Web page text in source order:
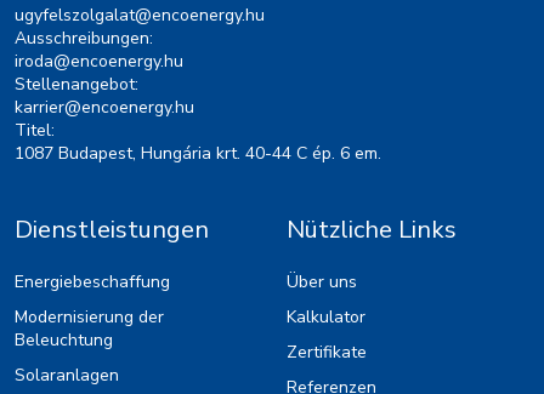
ugyfelszolgalat@encoenergy.hu
Ausschreibungen:
iroda@encoenergy.hu
Stellenangebot:
karrier@encoenergy.hu
Titel:
1087 Budapest, Hungária krt. 40-44 C ép. 6 em.
Dienstleistungen
Energiebeschaffung
Modernisierung der
Beleuchtung
Solaranlagen
Nützliche Links
Über uns
Kalkulator
Zertifikate
Referenzen